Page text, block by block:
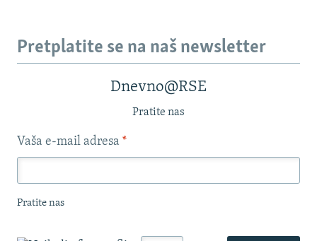
Pretplatite se na naš newsletter
Dnevno@RSE
Pratite nas
Vaša e-mail adresa *
Pratite nas